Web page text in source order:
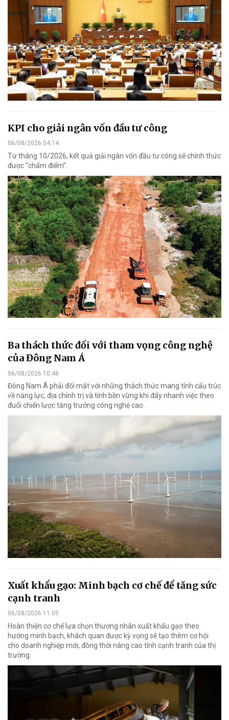
KPI cho giải ngân vốn đầu tư công
06/08/2026 04:14
Từ tháng 10/2026, kết quả giải ngân vốn đầu tư công sẽ chính thức
được “chấm điểm”.
Ba thách thức đối với tham vọng công nghệ
của Đông Nam Á
06/08/2026 10:48
Đông Nam Á phải đối mặt với những thách thức mang tính cấu trúc
về năng lực, địa chính trị và tính bền vững khi đẩy nhanh việc theo
đuổi chiến lược tăng trưởng công nghệ cao.
Xuất khẩu gạo: Minh bạch cơ chế để tăng sức
cạnh tranh
06/08/2026 11:05
Hoàn thiện cơ chế lựa chọn thương nhân xuất khẩu gạo theo
hướng minh bạch, khách quan được kỳ vọng sẽ tạo thêm cơ hội
cho doanh nghiệp mới, đồng thời nâng cao tính cạnh tranh của thị
trường.